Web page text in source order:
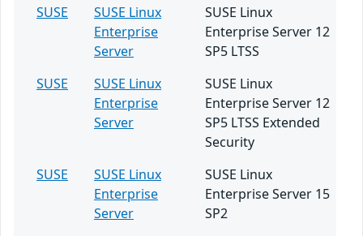
SUSE
SUSE Linux
Enterprise
Server
SUSE Linux
Enterprise Server 12
SP5 LTSS
SUSE
SUSE Linux
Enterprise
Server
SUSE Linux
Enterprise Server 12
SP5 LTSS Extended
Security
SUSE
SUSE Linux
Enterprise
Server
SUSE Linux
Enterprise Server 15
SP2